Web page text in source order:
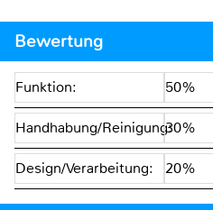
Bewertung
Funktion: 50%
Handhabung/Reinigung:30%
Design/Verarbeitung: 20%